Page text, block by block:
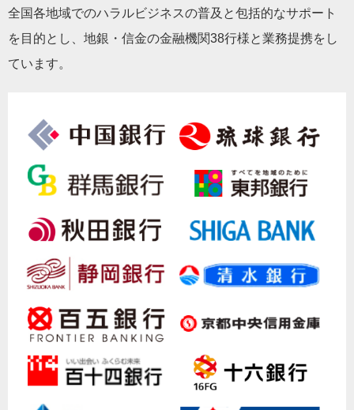
全国各地域でのハラルビジネスの普及と包括的なサポート
を目的とし、地銀・信金の金融機関38行様と業務提携をし
ています。